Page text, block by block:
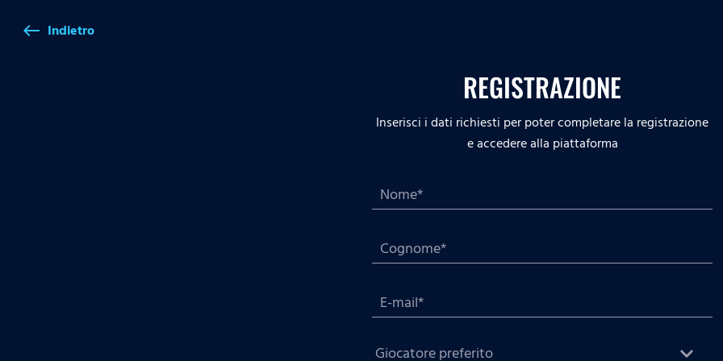
west Indietro
REGISTRAZIONE
Inserisci i dati richiesti per poter completare la registrazione
e accedere alla piattaforma